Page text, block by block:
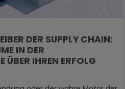
DER SUPPLY CHAIN:
IN DER
IHREN ERFOLG